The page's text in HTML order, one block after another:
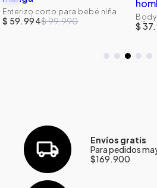
Enterizo corto para bebé niña
con bolero en manga
$ 59.994$ 99.990
niña
$
Envíos gratis
Para pedidos
$169.900